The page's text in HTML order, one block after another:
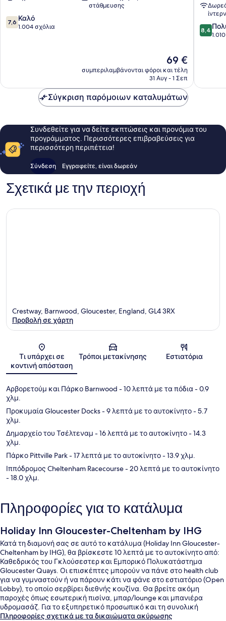
στάθμευσης
7.6
στα
7,6 Καλό
1.004 σχόλια
Η
τιμή
είναι
69 €
συμπεριλαμβάνονται φόροι και τέλη
31 Αυγ - 1 Σεπ
8.4
στα
8,4
Σύγκριση παρόμοιων καταλυμάτων
Συνδεθείτε για να δείτε εκπτώσεις και προνόμια του
προγράμματος. Περισσότερες επιβραβεύσεις για
περισσότερη περιπέτεια!
Σύνδεση Εγγραφείτε, είναι δωρεάν
Σχετικά με την περιοχή
Χάρτης
Crestway, Barnwood, Gloucester, England, GL4 3RX
Προβολή σε χάρτη
Τι υπάρχει σε
κοντινή απόσταση
Τρόποι μετακίνησης Εστιατόρια
Αρβορετούμ και Πάρκο Barnwood - 10 λεπτά με τα πόδια- 0.9
χλμ.
Προκυμαία Gloucester Docks- 9 λεπτά με το αυτοκίνητο- 5.7
χλμ.
Δημαρχείο του Τσέλτεναμ - 16 λεπτά με το αυτοκίνητο- 14.3
χλμ.
Πάρκο Pittville Park- 17 λεπτά με το αυτοκίνητο- 13.9 χλμ.
Ιππόδρομος Cheltenham Racecourse- 20 λεπτά με το αυτοκίνητο
- 18.0 χλμ.
Πληροφορίες για το κατάλυμα
Holiday Inn Gloucester-Cheltenham by IHG
Κατά τη διαμονή σας σε αυτό το κατάλυμα (Holiday Inn Gloucester-
Cheltenham by IHG), θα βρίσκεστε 10 λεπτά με το αυτοκίνητο από:
Καθεδρικός του Γκλούσεστερ και Εμπορικό Πολυκατάστημα
Gloucester Quays. Οι επισκέπτες μπορούν να πάνε στο health club
για να γυμναστούν ή να πάρουν κάτι να φάνε στο εστιατόριο (Open
Lobby), το οποίο σερβίρει διεθνής κουζίνα. Θα βρείτε ακόμη
παροχές όπως εσωτερική πισίνα, μπαρ/lounge και μπανιέρα
υδρομασάζ. Για το εξυπηρετικό προσωπικό και τη συνολική
κατάσταση του καταλύματος το κατάλυμα λαμβάνει καλή
Πληροφορίες σχετικά με τα δικαιώματα ακύρωσης